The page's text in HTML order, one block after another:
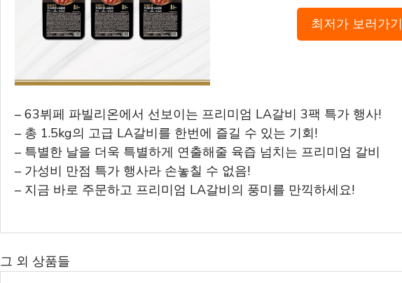
최저가 보러가기
– 63뷔페 파빌리온에서 선보이는 프리미엄 LA갈비 3팩 특가 행사!
– 총 1.5kg의 고급 LA갈비를 한번에 즐길 수 있는 기회!
– 특별한 날을 더욱 특별하게 연출해줄 육즙 넘치는 프리미엄 갈비
– 가성비 만점 특가 행사라 손놓칠 수 없음!
– 지금 바로 주문하고 프리미엄 LA갈비의 풍미를 만끽하세요!
그 외 상품들